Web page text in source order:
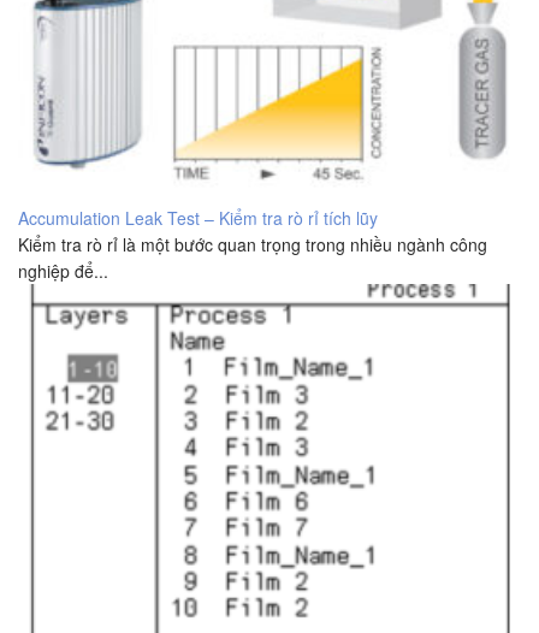
Accumulation Leak Test – Kiểm tra rò rỉ tích lũy
Kiểm tra rò rỉ là một bước quan trọng trong nhiều ngành công
nghiệp để...